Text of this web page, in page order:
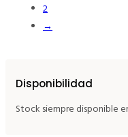
2
→
Disponibilidad
Stock siempre disponible